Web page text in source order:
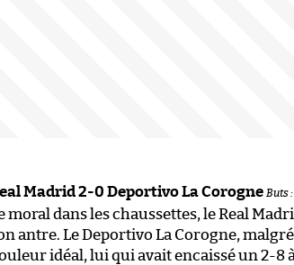
Madrid 2-0 Deportivo La Corogne Buts
moral dans les chaussettes, le Real
antre. Le Deportivo La Corogne,
idéal, lui qui avait encaissé un 2-8